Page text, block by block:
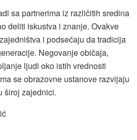
sa partnerima iz različitih sredina
deliti iskustva i znanje. Ovakve
i podsećaju da tradicija
Negovanje običaja,
ljudi oko istih vrednosti
se obrazovne ustanove razvijaju
široj zajednici.